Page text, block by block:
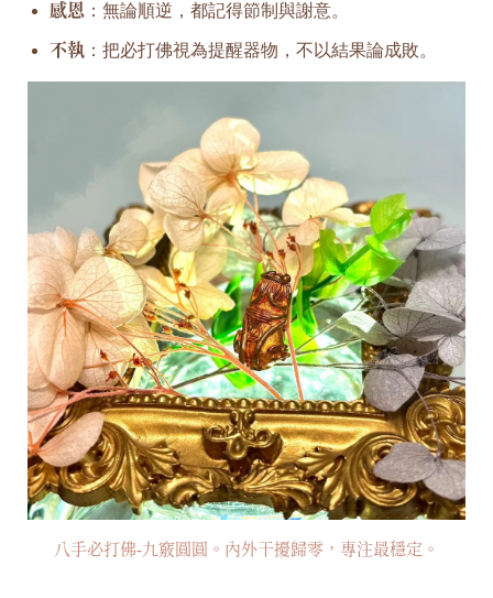
感恩 ：無論順逆，都記得節制與謝意。
不執 ：把必打佛視為提醒器物，不以結果論成敗。
八手必打佛-九竅圓圓。內外干擾歸零，專注最穩定。